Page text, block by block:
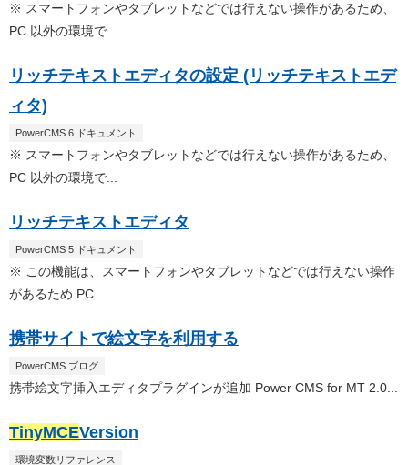
※ スマートフォンやタブレットなどでは行えない操作があるため、
PC 以外の環境で...
リッチテキストエディタの設定 (リッチテキストエデ
ィタ)
PowerCMS 6 ドキュメント
※ スマートフォンやタブレットなどでは行えない操作があるため、
PC 以外の環境で...
リッチテキストエディタ
PowerCMS 5 ドキュメント
※ この機能は、スマートフォンやタブレットなどでは行えない操作
があるため PC ...
携帯サイトで絵文字を利用する
PowerCMS ブログ
携帯絵文字挿入エディタプラグインが追加 Power CMS for MT 2.0...
TinyMCEVersion
環境変数リファレンス